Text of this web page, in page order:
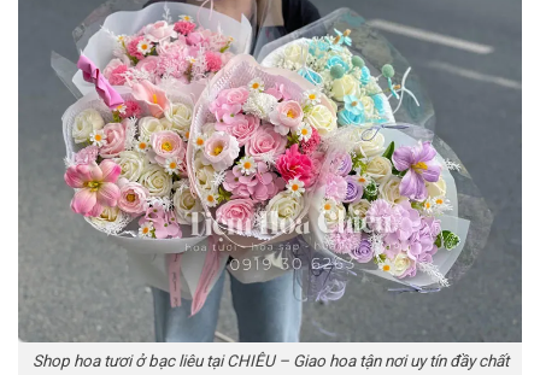
Shop hoa tươi ở bạc liêu tại CHIÊU – Giao hoa tận nơi uy tín đầy chất